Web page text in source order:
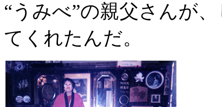
“うみべ”の親父さんが
てくれたんだ。